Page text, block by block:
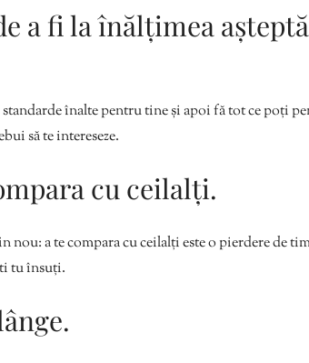
a fi la înălțimea
înalte pentru tine și apoi fă tot ce poți
să te intereseze.
cu ceilalți.
nou: a te compara cu ceilalți este o pierdere de
tu însuți.